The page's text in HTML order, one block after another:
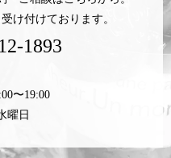
け付けております。
1893
〜19:00
曜日